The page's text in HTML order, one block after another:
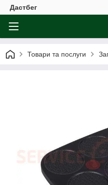
Дастбег
Товари та послуги